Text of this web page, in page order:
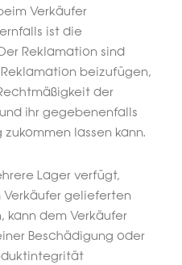
Verkäufer
ist die
Reklamation sind
beizufügen,
der
ihr gegebenenfalls
lassen kann.
Lager verfügt,
gelieferten
kann dem Verkäufer
Beschädigung oder